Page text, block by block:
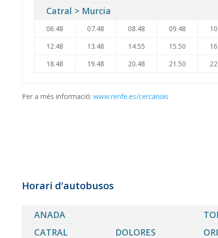
Catral > Murcia
06.48 07.48 08.48 09.48
12.48
13.48 14.55 15.50
18.48
19.48 20.48 21.50
Per a més informació: www.renfe.es/cercanias
Horari d’autobusos
ANADA
CATRAL
DOLORES